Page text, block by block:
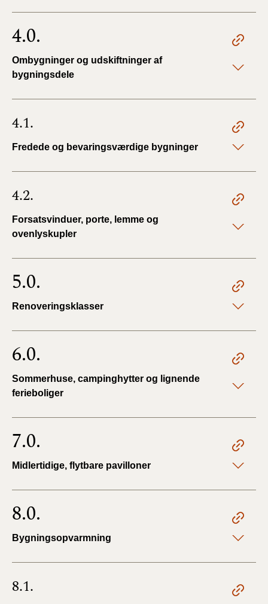
4.0.
Ombygninger og udskiftninger af
bygningsdele
4.1.
Fredede og bevaringsværdige bygninger
4.2.
Forsatsvinduer, porte, lemme og
ovenlyskupler
5.0.
Renoveringsklasser
6.0.
Sommerhuse, campinghytter og lignende
ferieboliger
7.0.
Midlertidige, flytbare pavilloner
8.0.
Bygningsopvarmning
8.1.